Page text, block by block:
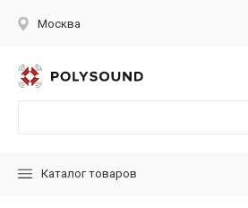
Москва
Каталог товаров